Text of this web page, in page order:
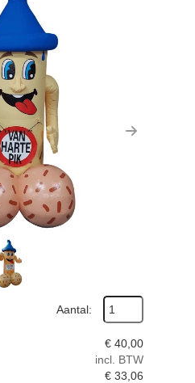
Next
Aantal:
€ 40,00
incl. BTW
€ 33,06